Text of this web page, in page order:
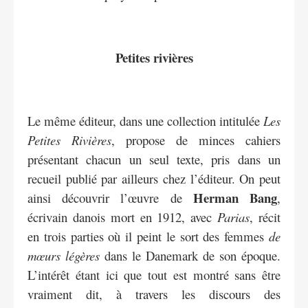
Petites rivières
Le même éditeur, dans une collection intitulée Les
Petites Rivières, propose de minces cahiers
présentant chacun un seul texte, pris dans un
recueil publié par ailleurs chez l’éditeur. On peut
ainsi découvrir l’œuvre de Herman Bang,
écrivain danois mort en 1912, avec Parias, récit
en trois parties où il peint le sort des femmes de
mœurs légères dans le Danemark de son époque.
L’intérêt étant ici que tout est montré sans être
vraiment dit, à travers les discours des